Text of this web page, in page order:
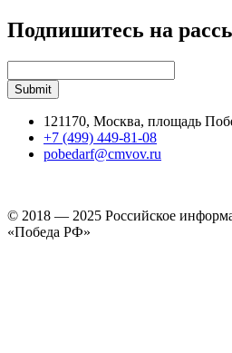
Подпишитесь на
121170, Москва, площадь
+7 (499) 449-81-08
pobedarf@cmvov.ru
© 2018 — 2025 Российское
«Победа РФ»